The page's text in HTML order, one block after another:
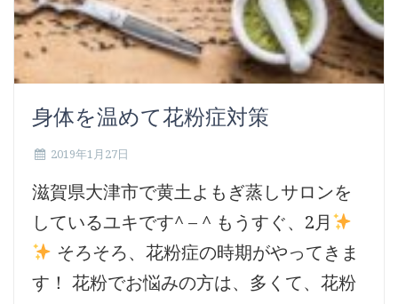
身体を温めて花粉症対策
2019年1月27日
滋賀県大津市で黄土よもぎ蒸しサロンを
しているユキです^ – ^ もうすぐ、2月
そろそろ、花粉症の時期がやってきま
す！ 花粉でお悩みの方は、多くて、花粉